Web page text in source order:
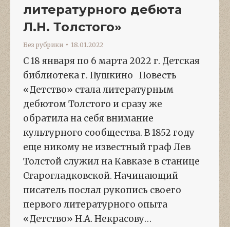
литературного дебюта
Л.Н. Толстого»
Без рубрики 18.01.2022
С 18 января по 6 марта 2022 г. Детская
библиотека г. Пушкино Повесть
«Детство» стала литературным
дебютом Толстого и сразу же
обратила на себя внимание
культурного сообщества. В 1852 году
еще никому не известный граф Лев
Толстой служил на Кавказе в станице
Старогладковской. Начинающий
писатель послал рукопись своего
первого литературного опыта
«Детство» Н.А. Некрасову…